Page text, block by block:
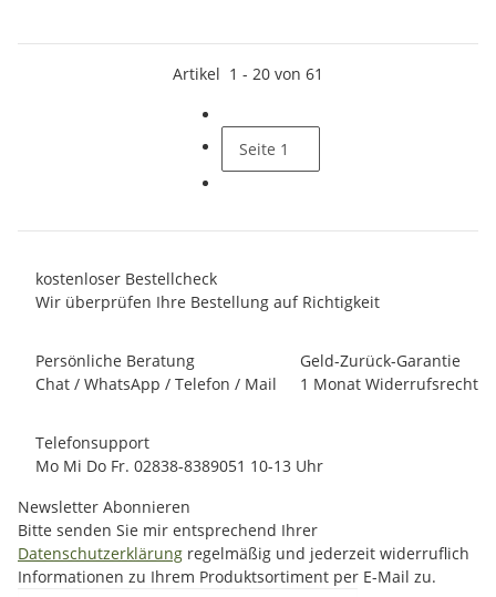
Artikel 1 - 20 von 61
Seite 1
kostenloser Bestellcheck
Wir überprüfen Ihre Bestellung auf Richtigkeit
Persönliche Beratung
Chat / WhatsApp / Telefon / Mail
Geld-Zurück-Garantie
1 Monat Widerrufsrecht
Telefonsupport
Mo Mi Do Fr. 02838-8389051 10-13 Uhr
Newsletter Abonnieren
Bitte senden Sie mir entsprechend Ihrer
Datenschutzerklärung regelmäßig und jederzeit widerruflich
Informationen zu Ihrem Produktsortiment per E-Mail zu.